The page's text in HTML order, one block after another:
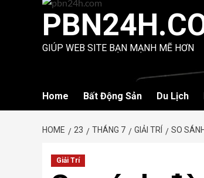
GIÚP WEB SITE BẠN MẠNH MẼ HƠN
Home Bất Động Sản Du Lịch
HOME 23 THÁNG 7 GIẢI TRÍ SO
Giải Trí